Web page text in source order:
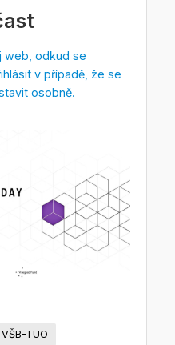
web, odkud se
v případě, že se
osobně.
VŠB-TUO